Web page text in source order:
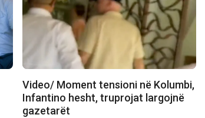
Video/ Moment tensioni në Kolumbi,
Infantino hesht, truprojat largojnë
gazetarët